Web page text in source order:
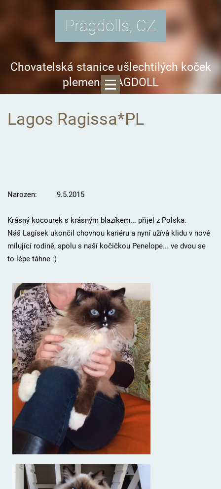
Pragdolls, CZ
Chovatelská stanice ušlechtilých koček
plemene RAGDOLL
Lagos Ragissa*PL
Narozen: 9.5.2015
Krásný kocourek s krásným blazíkem... přijel z Polska.
Náš Lagísek ukončil chovnou kariéru a nyní užívá klidu v nové
milující rodině, spolu s naší kočičkou Penelope... ve dvou se
to lépe táhne :)